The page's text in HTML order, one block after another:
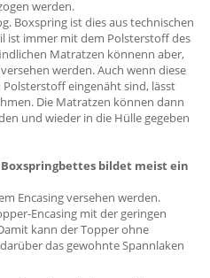
werden.
Boxspring ist dies aus technischen
ist immer mit dem Polsterstoff des
Matratzen könnenn aber,
werden. Auch wenn diese
eingenäht sind, lässt
Die Matratzen können dann
und wieder in die Hülle gegeben
bildet meist ein
Encasing versehen werden.
Encasing mit der geringen
kann der Topper ohne
das gewohnte Spannlaken